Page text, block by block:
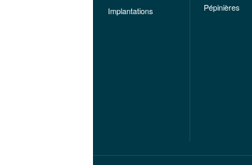
Implantations
Pépinières